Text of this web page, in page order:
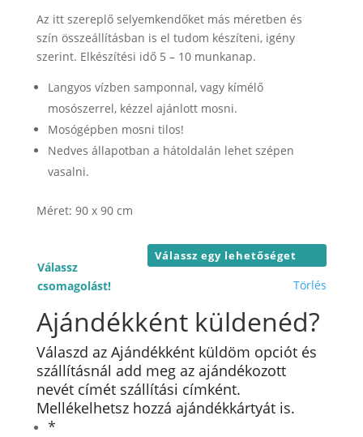
Az itt szereplő selyemkendőket más méretben és
szín összeállításban is el tudom készíteni, igény
szerint. Elkészítési idő 5 – 10 munkanap.
Langyos vízben samponnal, vagy kímélő
mosószerrel, kézzel ajánlott mosni.
Mosógépben mosni tilos!
Nedves állapotban a hátoldalán lehet szépen
vasalni.
Méret: 90 x 90 cm
Válassz
csomagolást!
Törlés
Ajándékként küldenéd?
Válaszd az Ajándékként küldöm opciót és
szállításnál add meg az ajándékozott
nevét címét szállítási címként.
Mellékelhetsz hozzá ajándékkártyát is.
*